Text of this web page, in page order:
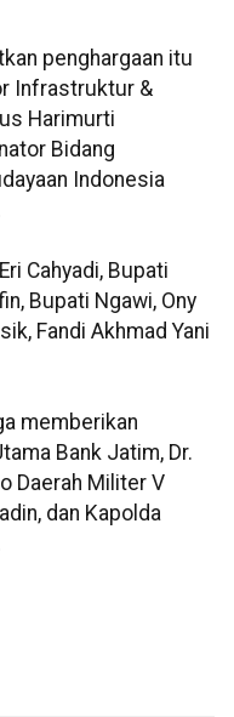
penghargaan itu
Infrastruktur &
Harimurti
Bidang
Indonesia
Cahyadi, Bupati
Bupati Ngawi, Ony
Fandi Akhmad Yani
memberikan
Bank Jatim, Dr.
Daerah Militer V
dan Kapolda